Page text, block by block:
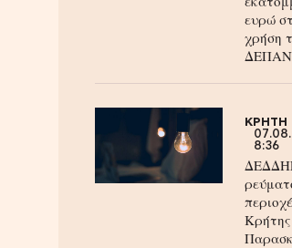
ευρώ
χρήση
ΚΡΗΤΗ
8:36